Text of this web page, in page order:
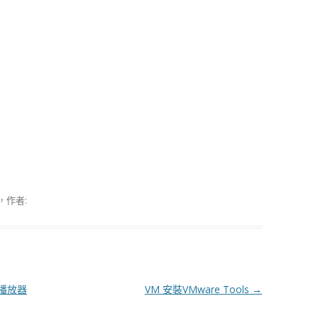
作者:
放器 VM 安裝VMware Tools →